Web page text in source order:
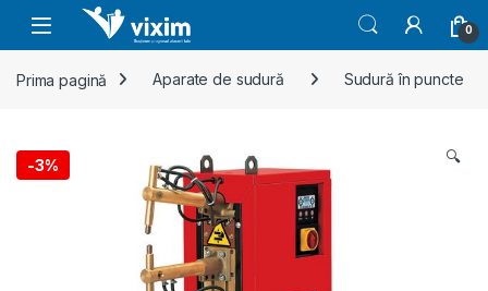
Skip to navigation
Skip to content
0
Prima pagină Aparate de sudură Sudură în puncte
-3% 🔍